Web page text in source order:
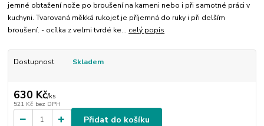
jemné obtažení nože po broušení na kameni nebo i při samotné práci v
kuchyni. Tvarovaná měkká rukojeť je příjemná do ruky i při delším
broušení. - ocílka z velmi tvrdé ke... celý popis
Dostupnost Skladem
630 Kč/ks
521 Kč bez DPH
Přidat do košíku